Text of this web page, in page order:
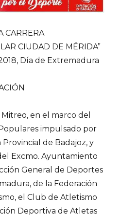
CARRERA
CIUDAD DE MÉRIDA”
Día de Extremadura
en el marco del
impulsado por
Provincial de Badajoz, y
Excmo. Ayuntamiento
General de Deportes
de la Federación
el Club de Atletismo
Deportiva de Atletas